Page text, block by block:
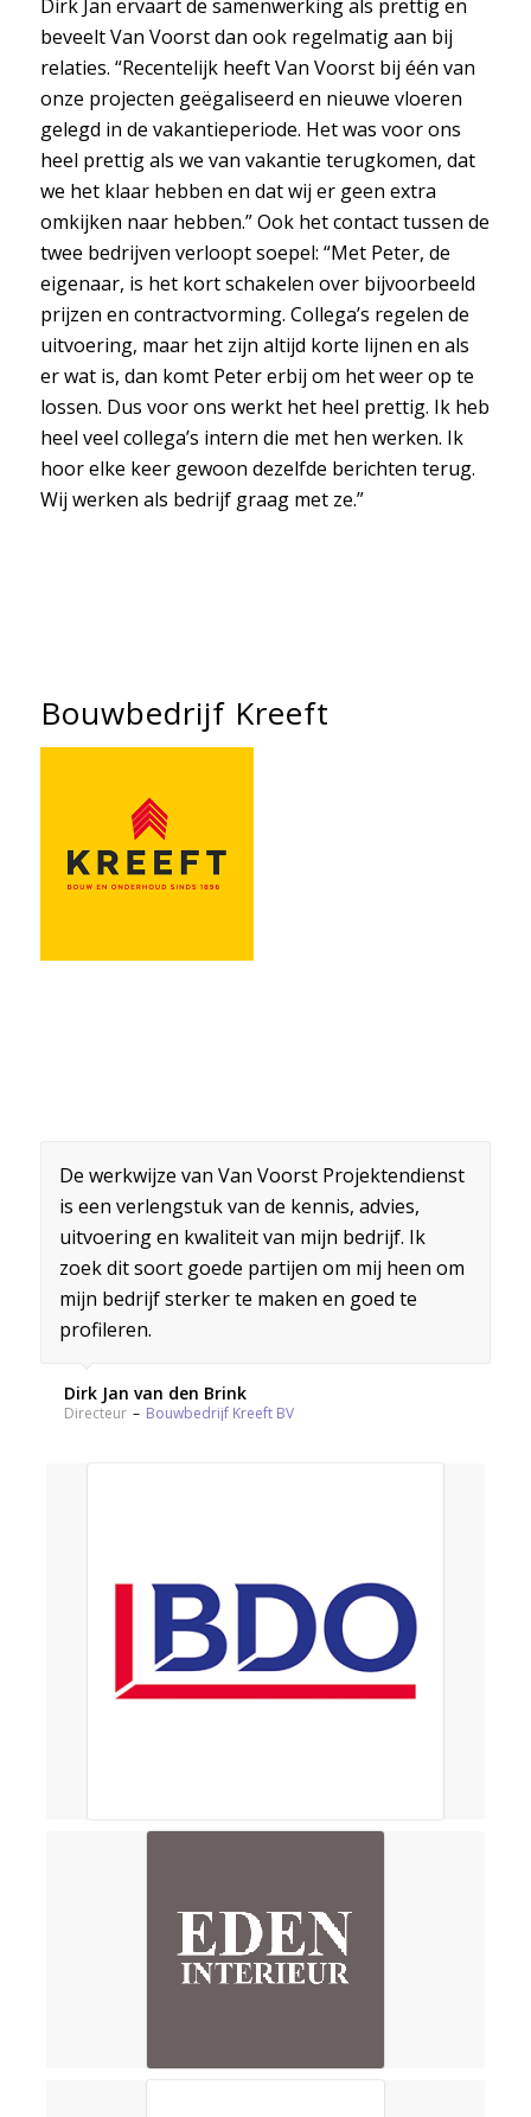
Dirk Jan ervaart de samenwerking als prettig en
beveelt Van Voorst dan ook regelmatig aan bij
relaties. “Recentelijk heeft Van Voorst bij één van
onze projecten geëgaliseerd en nieuwe vloeren
gelegd in de vakantieperiode. Het was voor ons
heel prettig als we van vakantie terugkomen, dat
we het klaar hebben en dat wij er geen extra
omkijken naar hebben.” Ook het contact tussen de
twee bedrijven verloopt soepel: “Met Peter, de
eigenaar, is het kort schakelen over bijvoorbeeld
prijzen en contractvorming. Collega’s regelen de
uitvoering, maar het zijn altijd korte lijnen en als
er wat is, dan komt Peter erbij om het weer op te
lossen. Dus voor ons werkt het heel prettig. Ik heb
heel veel collega’s intern die met hen werken. Ik
hoor elke keer gewoon dezelfde berichten terug.
Wij werken als bedrijf graag met ze.”
Bouwbedrijf Kreeft
De werkwijze van Van Voorst Projektendienst
is een verlengstuk van de kennis, advies,
uitvoering en kwaliteit van mijn bedrijf. Ik
zoek dit soort goede partijen om mij heen om
mijn bedrijf sterker te maken en goed te
profileren.
Dirk Jan van den Brink
Directeur – Bouwbedrijf Kreeft BV